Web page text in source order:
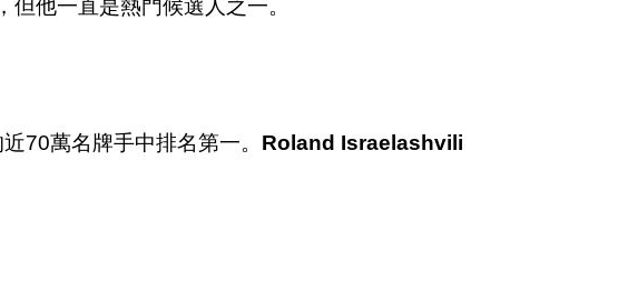
但他一直是熱門候選人之一。
70萬名牌手中排名第一。 Roland Israelashvili